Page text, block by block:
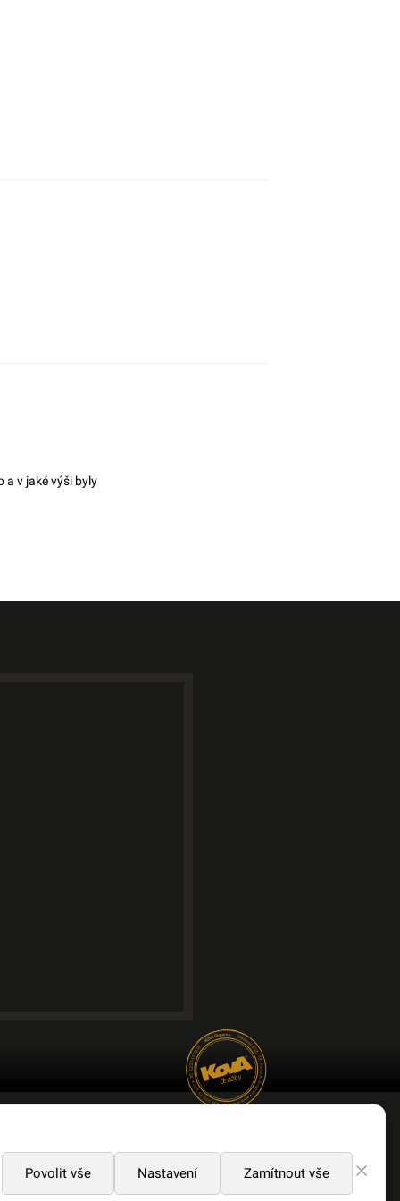
a v jaké výši byly
OTEVŘENÁ FIRMA
Povolit vše Nastavení Zamítnout vše